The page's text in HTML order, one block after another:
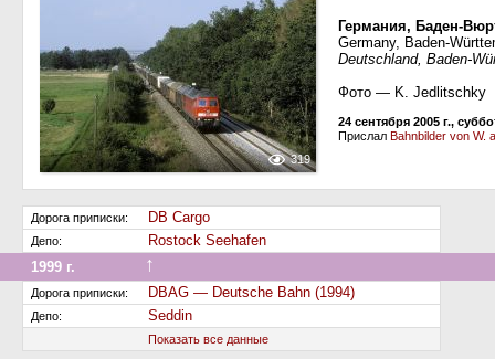
319
Германия, Баден-
Germany, Baden-
Deutschland, Baden-
Фото — K. Jedlitschky
24 сентября 2005 г.,
Прислал Bahnbilder von W.
Дорога приписки: DB Cargo
Депо:
Rostock Seehafen
1999 г.
↑
Дорога приписки: DBAG — Deutsche Bahn (1994)
Депо: Seddin
Показать все данные